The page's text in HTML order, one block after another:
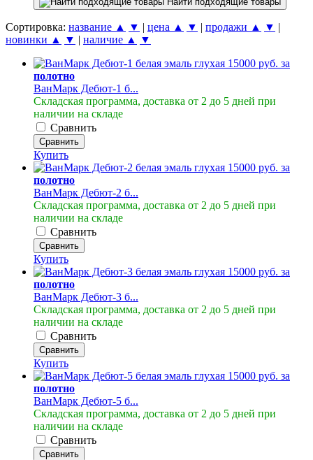
Сортировка: название ▲ ▼ | цена ▲ ▼ | продажи ▲ ▼ |
новинки ▲
▼ | наличие ▲
▼
15000 руб. за
полотно
ВанМарк Дебют-1 б...
Складская программа, доставка от 2 до 5 дней при
наличии на складе
Сравнить
Сравнить
Купить
15000 руб. за
полотно
ВанМарк Дебют-2 б...
Складская программа, доставка от 2 до 5 дней при
наличии на складе
Сравнить
Сравнить
Купить
15000 руб. за
полотно
ВанМарк Дебют-3 б...
Складская программа, доставка от 2 до 5 дней при
наличии на складе
Сравнить
Сравнить
Купить
15000 руб. за
полотно
ВанМарк Дебют-5 б...
Складская программа, доставка от 2 до 5 дней при
наличии на складе
Сравнить
Сравнить